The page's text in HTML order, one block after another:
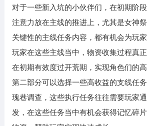
对于一些新入坑的小伙伴们，在初期阶
注意力放在主线的推进上，尤其是女神
关键性的主线任务内容，都有机会为玩
玩家在这些主线当中，物资收集过程真
在初期有效度过开荒期，实现角色们的高
第二部分可以选择一些高收益的支线任
瑰巷调查，这些执行任务往往需要玩家
发，在这些任务当中有机会获得记忆碎